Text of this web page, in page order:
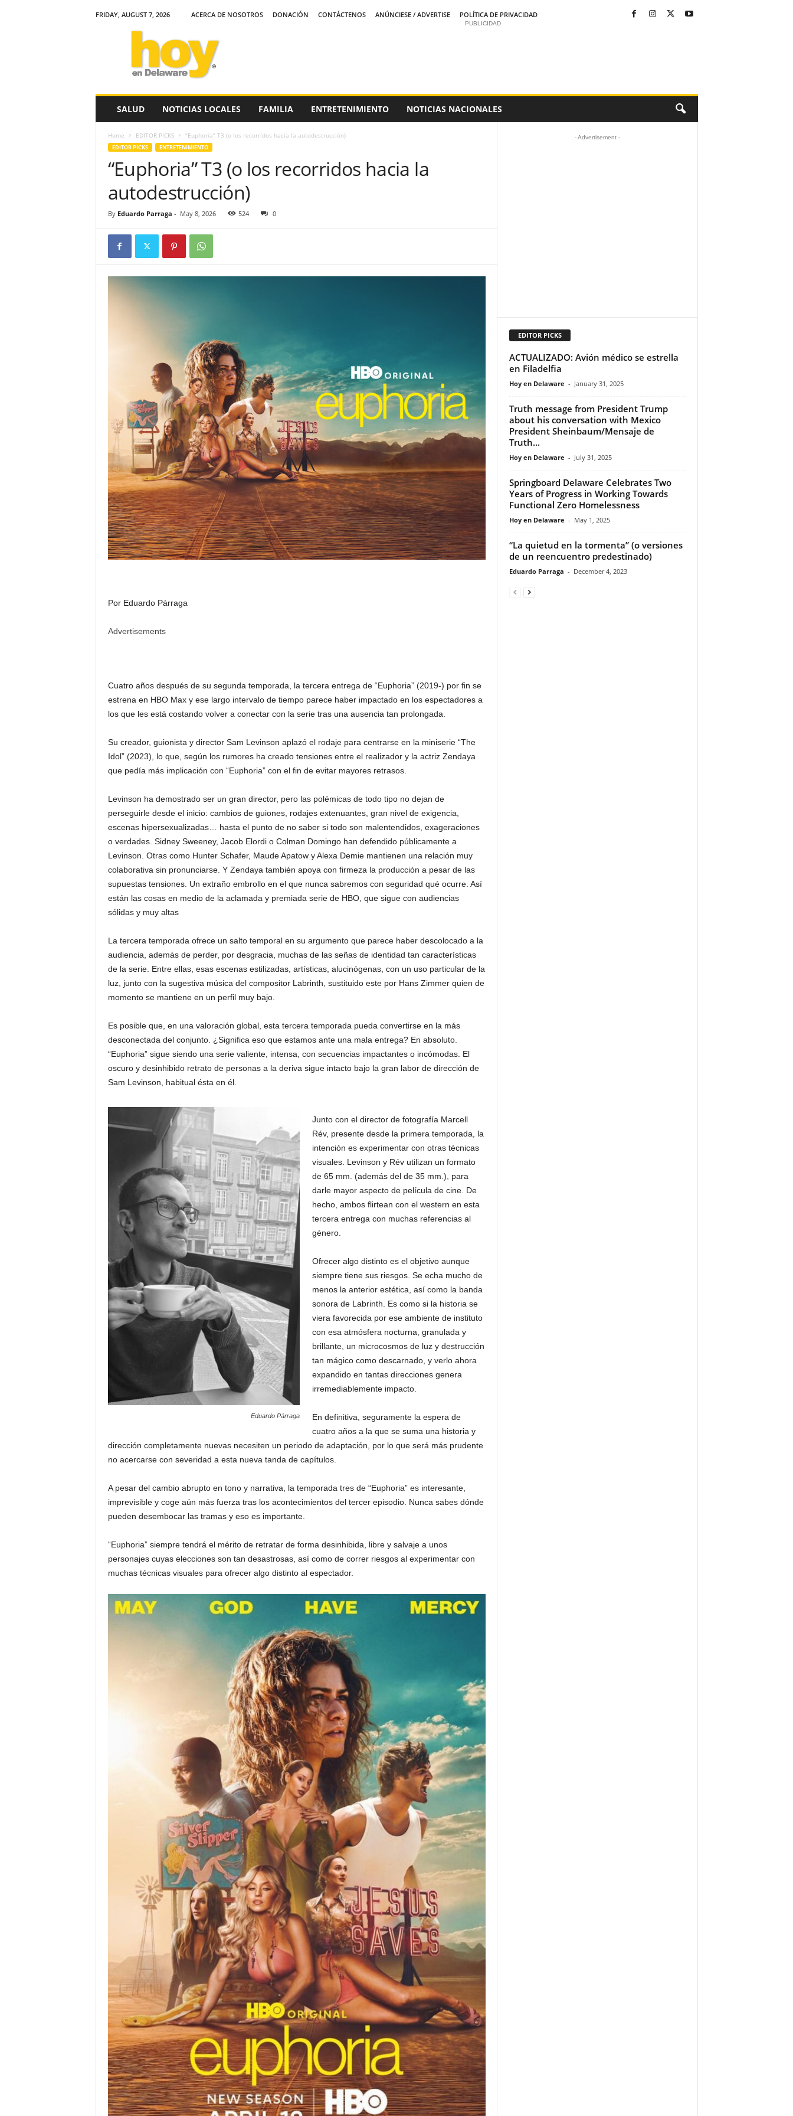
FRIDAY, AUGUST 7, 2026 ACERCA DE NOSOTROS DONACIÓN CONTÁCTENOS ANÚNCIESE / ADVERTISE
POLÍTICA DE PRIVACIDAD
PUBLICIDAD
SALUD NOTICIAS LOCALES FAMILIA ENTRETENIMIENTO NOTICIAS NACIONALES
Home EDITOR PICKS “Euphoria” T3 (o los recorridos hacia la autodestrucción)
EDITOR PICKS ENTRETENIMIENTO
“Euphoria” T3 (o los recorridos hacia la
autodestrucción)
By Eduardo Parraga - May 8, 2026 524 0
Por Eduardo Párraga
Advertisements
Cuatro años después de su segunda temporada, la tercera entrega de “Euphoria” (2019-) por fin se
estrena en HBO Max y ese largo intervalo de tiempo parece haber impactado en los espectadores a
los que les está costando volver a conectar con la serie tras una ausencia tan prolongada.
Su creador, guionista y director Sam Levinson aplazó el rodaje para centrarse en la miniserie “The
Idol” (2023), lo que, según los rumores ha creado tensiones entre el realizador y la actriz Zendaya
que pedía más implicación con “Euphoria” con el fin de evitar mayores retrasos.
Levinson ha demostrado ser un gran director, pero las polémicas de todo tipo no dejan de
perseguirle desde el inicio: cambios de guiones, rodajes extenuantes, gran nivel de exigencia,
escenas hipersexualizadas… hasta el punto de no saber si todo son malentendidos, exageraciones
o verdades. Sidney Sweeney, Jacob Elordi o Colman Domingo han defendido públicamente a
Levinson. Otras como Hunter Schafer, Maude Apatow y Alexa Demie mantienen una relación muy
colaborativa sin pronunciarse. Y Zendaya también apoya con firmeza la producción a pesar de las
supuestas tensiones. Un extraño embrollo en el que nunca sabremos con seguridad qué ocurre. Así
están las cosas en medio de la aclamada y premiada serie de HBO, que sigue con audiencias
sólidas y muy altas
La tercera temporada ofrece un salto temporal en su argumento que parece haber descolocado a la
audiencia, además de perder, por desgracia, muchas de las señas de identidad tan características
de la serie. Entre ellas, esas escenas estilizadas, artísticas, alucinógenas, con un uso particular de la
luz, junto con la sugestiva música del compositor Labrinth, sustituido este por Hans Zimmer quien de
momento se mantiene en un perfil muy bajo.
Es posible que, en una valoración global, esta tercera temporada pueda convertirse en la más
desconectada del conjunto. ¿Significa eso que estamos ante una mala entrega? En absoluto.
“Euphoria” sigue siendo una serie valiente, intensa, con secuencias impactantes o incómodas. El
oscuro y desinhibido retrato de personas a la deriva sigue intacto bajo la gran labor de dirección de
Sam Levinson, habitual ésta en él.
Eduardo Párraga
Junto con el director de fotografía Marcell
Rév, presente desde la primera temporada, la
intención es experimentar con otras técnicas
visuales. Levinson y Rév utilizan un formato
de 65 mm. (además del de 35 mm.), para
darle mayor aspecto de película de cine. De
hecho, ambos flirtean con el western en esta
tercera entrega con muchas referencias al
género.
Ofrecer algo distinto es el objetivo aunque
siempre tiene sus riesgos. Se echa mucho de
menos la anterior estética, así como la banda
sonora de Labrinth. Es como si la historia se
viera favorecida por ese ambiente de instituto
con esa atmósfera nocturna, granulada y
brillante, un microcosmos de luz y destrucción
tan mágico como descarnado, y verlo ahora
expandido en tantas direcciones genera
irremediablemente impacto.
En definitiva, seguramente la espera de
cuatro años a la que se suma una historia y
dirección completamente nuevas necesiten un periodo de adaptación, por lo que será más prudente
no acercarse con severidad a esta nueva tanda de capítulos.
A pesar del cambio abrupto en tono y narrativa, la temporada tres de “Euphoria” es interesante,
imprevisible y coge aún más fuerza tras los acontecimientos del tercer episodio. Nunca sabes dónde
pueden desembocar las tramas y eso es importante.
“Euphoria” siempre tendrá el mérito de retratar de forma desinhibida, libre y salvaje a unos
personajes cuyas elecciones son tan desastrosas, así como de correr riesgos al experimentar con
muchas técnicas visuales para ofrecer algo distinto al espectador.
- Advertisement -
EDITOR PICKS
ACTUALIZADO: Avión médico se estrella
en Filadelfia
Hoy en Delaware - January 31, 2025
Truth message from President Trump
about his conversation with Mexico
President Sheinbaum/Mensaje de
Truth...
Hoy en Delaware - July 31, 2025
Springboard Delaware Celebrates Two
Years of Progress in Working Towards
Functional Zero Homelessness
Hoy en Delaware - May 1, 2025
“La quietud en la tormenta” (o versiones
de un reencuentro predestinado)
Eduardo Parraga - December 4, 2023